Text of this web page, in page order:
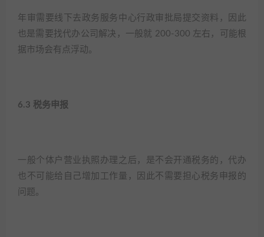
年审需要线下去政务服务中心行政审批局提交资料，因此
也是需要找代办公司解决，一般就 200-300 左右，可能根
据市场会有点浮动。​
6.3 税务申报​
一般个体户营业执照办理之后，是不会开通税务的，代办
也不可能给自己增加工作量，因此不需要担心税务申报的
问题。​